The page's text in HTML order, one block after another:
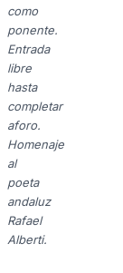
como
ponente.
Entrada
libre
hasta
completar
aforo.
Homenaje
al
poeta
andaluz
Rafael
Alberti.